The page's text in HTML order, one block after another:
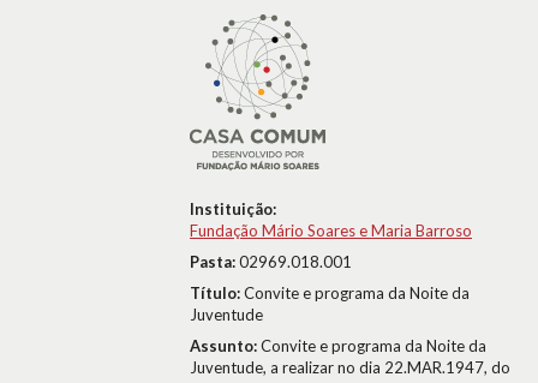
Instituição:
Fundação Mário Soares e Maria Barroso
Pasta:02969.018.001
Título:Convite e programa da Noite da
Juventude
Assunto:Convite e programa da Noite da
Juventude, a realizar no dia 22.MAR.1947, do